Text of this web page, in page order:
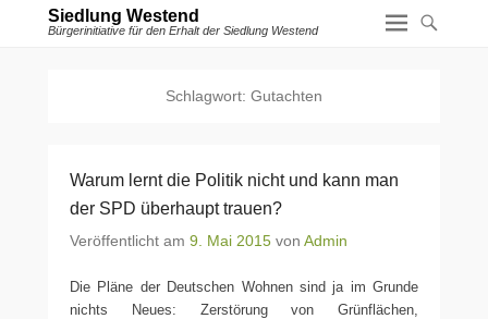
Siedlung Westend
Bürgerinitiative für den Erhalt der Siedlung Westend
Schlagwort: Gutachten
Warum lernt die Politik nicht und kann man
der SPD überhaupt trauen?
Veröffentlicht am 9. Mai 2015 von Admin
Die Pläne der Deutschen Wohnen sind ja im Grunde
nichts Neues: Zerstörung von Grünflächen,